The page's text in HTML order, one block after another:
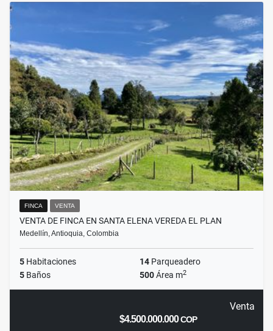
FINCA VENTA
VENTA DE FINCA EN SANTA ELENA VEREDA EL PLAN
Medellín, Antioquia, Colombia
5 Habitaciones 14 Parqueadero
5 Baños 500Área m2
Venta
$4.500.000.000COP